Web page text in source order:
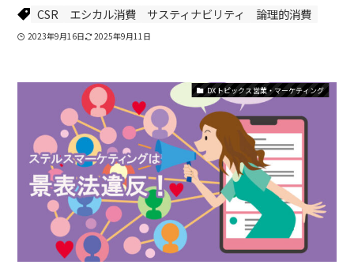
CSR エシカル消費 サスティナビリティ 論理的消費
2023年9月16日 2025年9月11日
DXトピックス 営業・マーケティング